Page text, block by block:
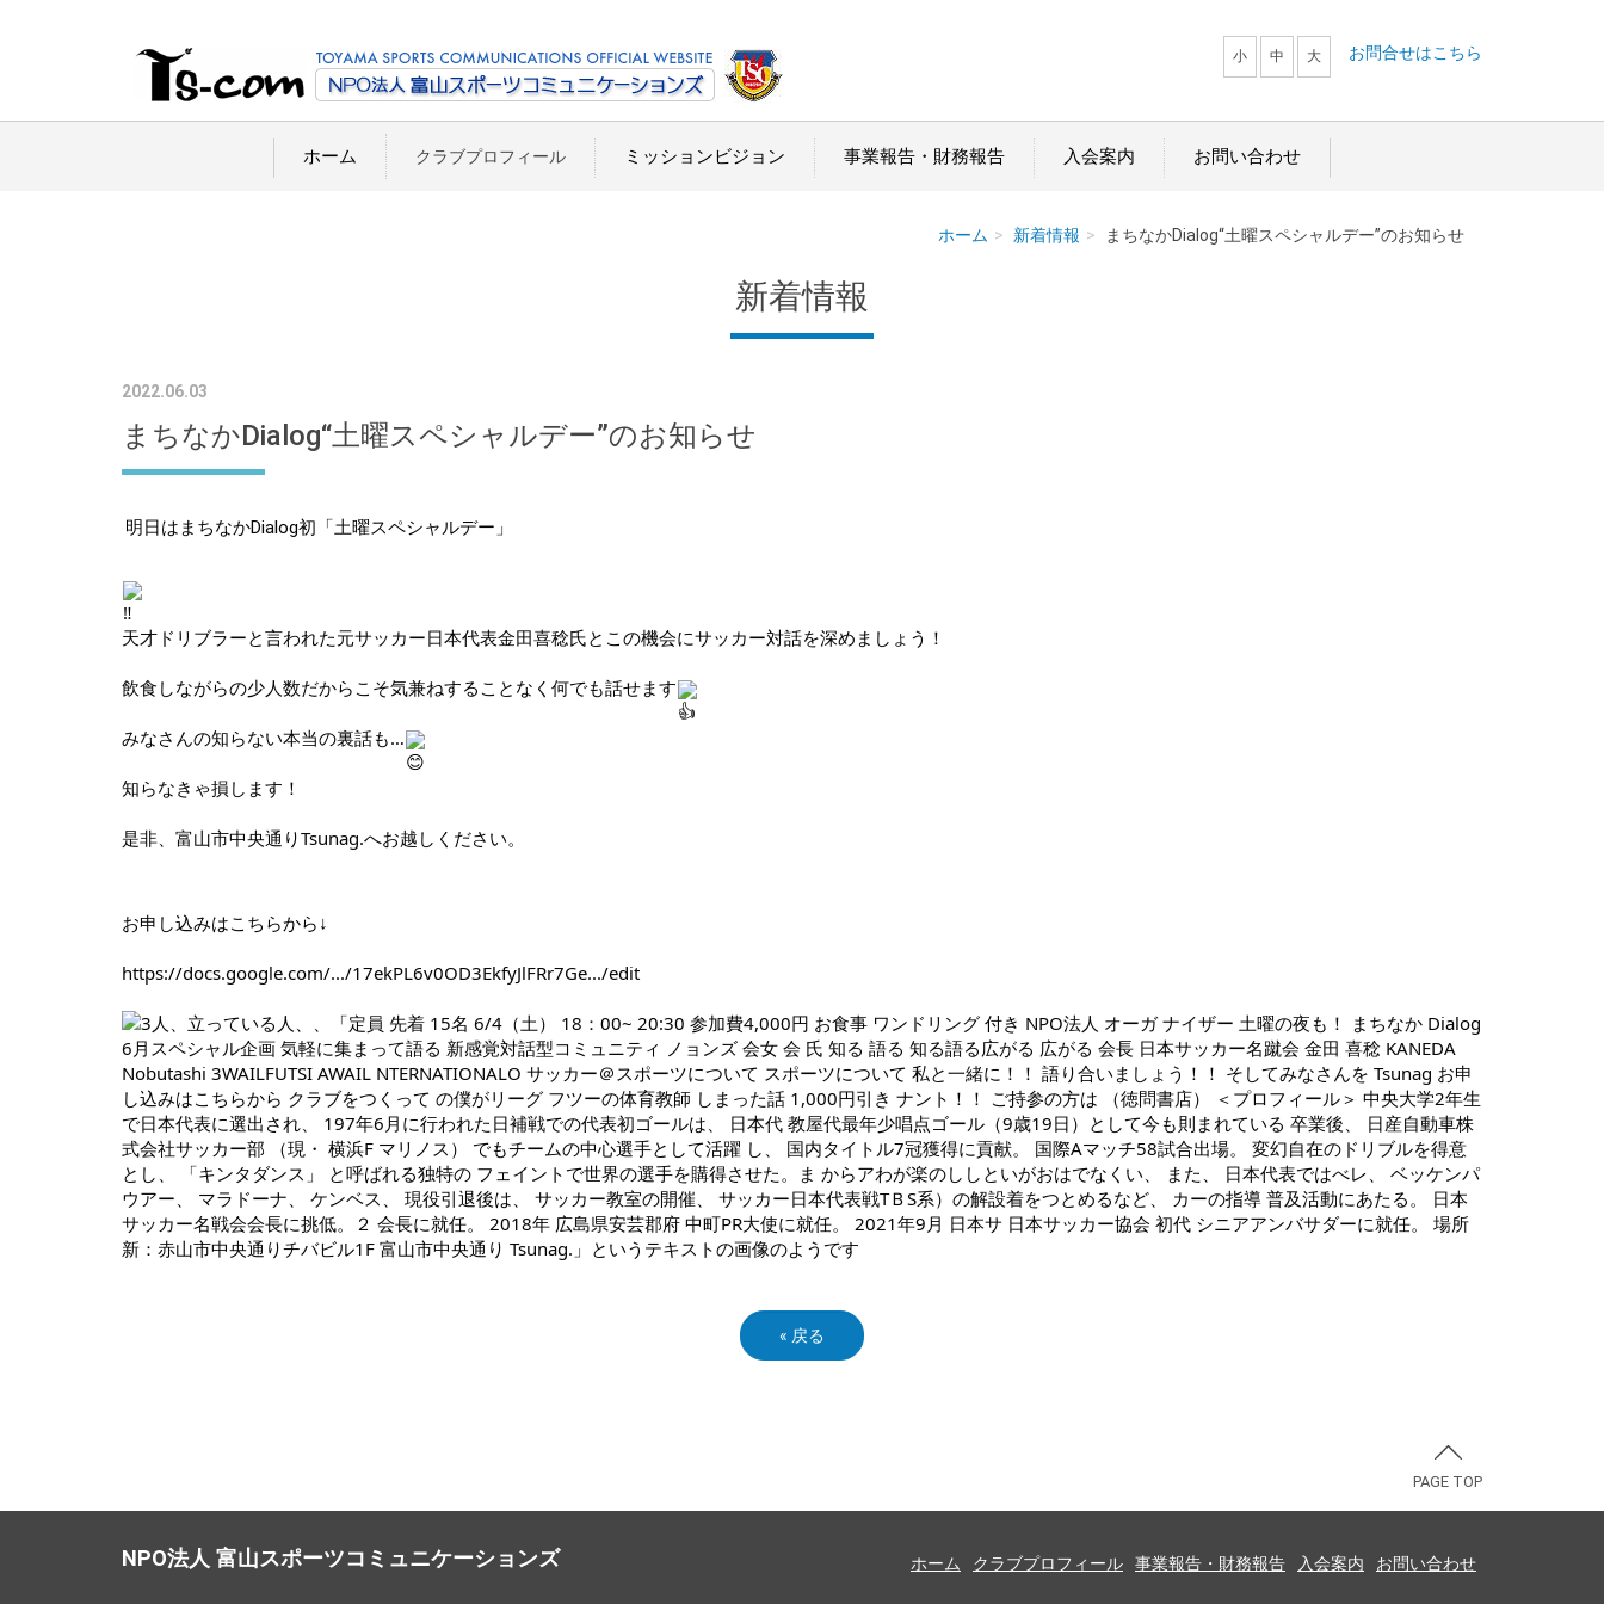
お問合せはこちら
小 中 大
ホーム クラブプロフィール ミッションビジョン 事業報告・財務報告 入会案内 お問い合わせ
ホーム 新着情報 まちなかDialog“土曜スペシャルデー”のお知らせ
新着情報
2022.06.03
まちなかDialog“土曜スペシャルデー”のお知らせ
明日はまちなかDialog初「土曜スペシャルデー」
天才ドリブラーと言われた元サッカー日本代表金田喜稔氏とこの機会にサッカー対話を深めましょう！
飲食しながらの少人数だからこそ気兼ねすることなく何でも話せます
みなさんの知らない本当の裏話も…
知らなきゃ損します！
是非、富山市中央通りTsunag.へお越しください。
お申し込みはこちらから↓
https://docs.google.com/.../17ekPL6v0OD3EkfyJlFRr7Ge.../edit
« 戻る
PAGE TOP
NPO法人 富山スポーツコミュニケーションズ ホーム クラブプロフィール 事業報告・財務報告 入会案内 お問い合わせ